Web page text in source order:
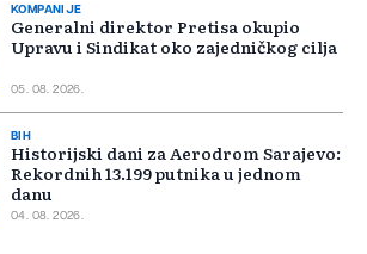
KOMPANIJE
Generalni direktor Pretisa okupio
Upravu i Sindikat oko zajedničkog cilja
05. 08. 2026.
BIH
Historijski dani za Aerodrom Sarajevo:
Rekordnih 13.199 putnika u jednom
danu
04. 08. 2026.